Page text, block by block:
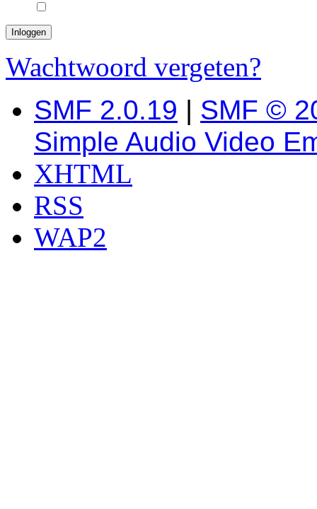
Wachtwoord vergeten?
SMF 2.0.19 | SMF ©
Simple Audio Video
XHTML
RSS
WAP2